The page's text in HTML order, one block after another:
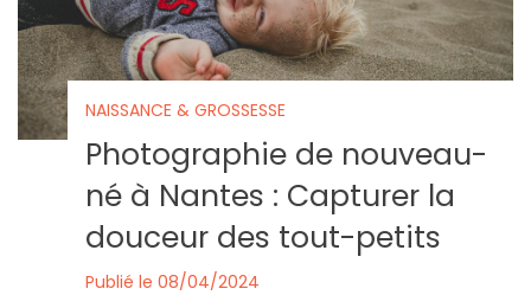
NAISSANCE & GROSSESSE
Photographie de nouveau-
né à Nantes : Capturer la
douceur des tout-petits
Publié le 08/04/2024